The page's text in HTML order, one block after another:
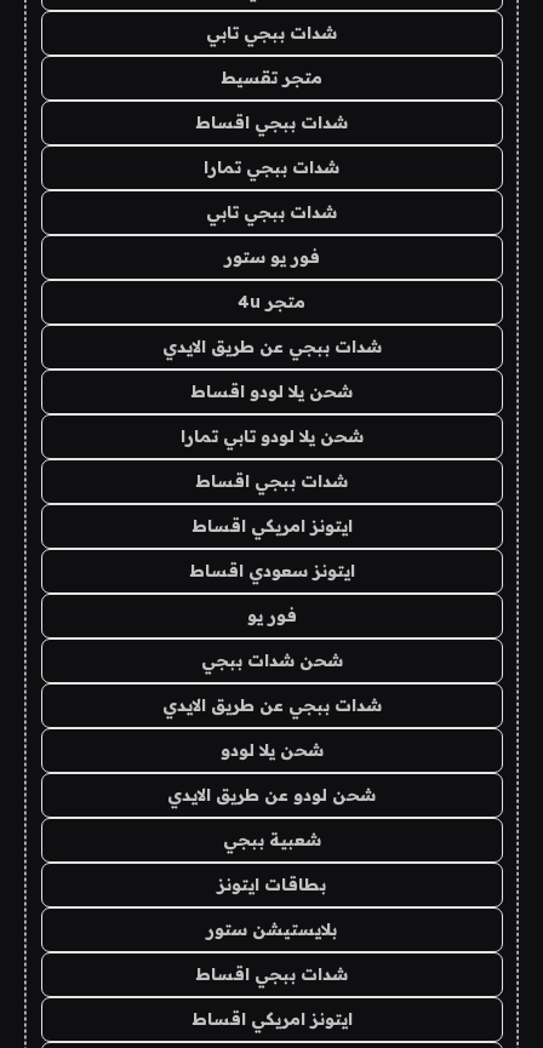
شدات ببجي تابي
متجر تقسيط
شدات ببجي اقساط
شدات ببجي تمارا
شدات ببجي تابي
فور يو ستور
متجر 4u
شدات ببجي عن طريق الايدي
شحن يلا لودو اقساط
شحن يلا لودو تابي تمارا
شدات ببجي اقساط
ايتونز امريكي اقساط
ايتونز سعودي اقساط
فور يو
شحن شدات ببجي
شدات ببجي عن طريق الايدي
شحن يلا لودو
شحن لودو عن طريق الايدي
شعبية ببجي
بطاقات ايتونز
بلايستيشن ستور
شدات ببجي اقساط
ايتونز امريكي اقساط